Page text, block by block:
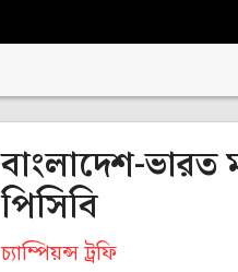
বাংলাদেশ-ভারত
পিসিবি
চ্যাম্পিয়ন্স ট্রফি